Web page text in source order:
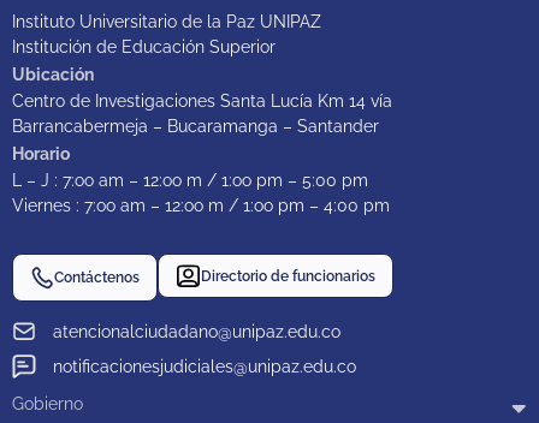
Instituto Universitario de la Paz UNIPAZ
Institución de Educación Superior
Ubicación
Centro de Investigaciones Santa Lucía Km 14 vía
Barrancabermeja – Bucaramanga – Santander
Horario
L – J : 7:oo am – 12:oo m / 1:oo pm – 5:00 pm
Viernes : 7:oo am – 12:oo m / 1:oo pm – 4:00 pm
atencionalciudadano@unipaz.edu.co
notificacionesjudiciales@unipaz.edu.co
Contáctenos Directorio de funcionarios
Gobierno